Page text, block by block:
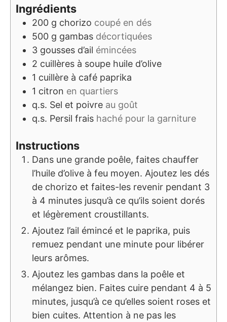
Ingrédients
200 g chorizo coupé en dés
500 g gambas décortiquées
3 gousses d’ail émincées
2 cuillères à soupe huile d’olive
1 cuillère à café paprika
1 citron en quartiers
q.s. Sel et poivre au goût
q.s. Persil frais haché pour la garniture
Instructions
Dans une grande poêle, faites chauffer
l’huile d’olive à feu moyen. Ajoutez les dés
de chorizo et faites-les revenir pendant 3
à 4 minutes jusqu’à ce qu’ils soient dorés
et légèrement croustillants.
Ajoutez l’ail émincé et le paprika, puis
remuez pendant une minute pour libérer
leurs arômes.
Ajoutez les gambas dans la poêle et
mélangez bien. Faites cuire pendant 4 à 5
minutes, jusqu’à ce qu’elles soient roses et
bien cuites. Attention à ne pas les